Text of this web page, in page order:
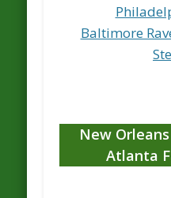
Baltimore
New
Atlanta